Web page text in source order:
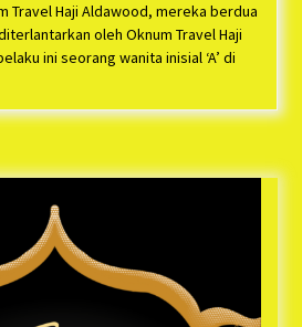
Jurpala KOSMI Indonesia Gilang
S.H, Ucapkan Terimakasih Atas
Camat Kedungwaringin Memberikan
Metro Bekasi dan Polsek Cikarang
Pendirian Posko
0509 Kabupaten Bekasi Terima 20
Bantuan Dari Panglima TNI
ago
Travel Haji Aldawood, mereka berdua
oleh Oknum Travel Haji
ini seorang wanita inisial ‘A’ di